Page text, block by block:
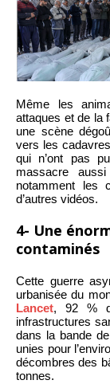
Même les
attaques et de la
une scène
vers les
qui n’ont pas
massacre
notamment les
d’autres vidéos.
4- Une
contaminés
Cette guerre
urbanisée du
Lancet, 92 %
infrastructures
dans la bande
unies pour
décombres des
tonnes.